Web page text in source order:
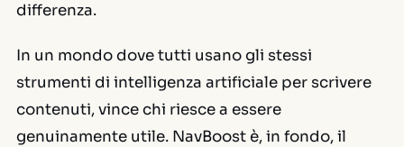
differenza.
In un mondo dove tutti usano gli stessi
strumenti di intelligenza artificiale per scrivere
contenuti, vince chi riesce a essere
genuinamente utile. NavBoost è, in fondo, il